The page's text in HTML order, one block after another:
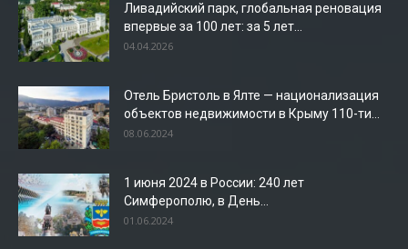
Ливадийский парк, глобальная реновация
впервые за 100 лет: за 5 лет...
04.04.2026
Отель Бристоль в Ялте — национализация
объектов недвижимости в Крыму 110-ти...
08.06.2024
1 июня 2024 в России: 240 лет
Симферополю, в День...
01.06.2024